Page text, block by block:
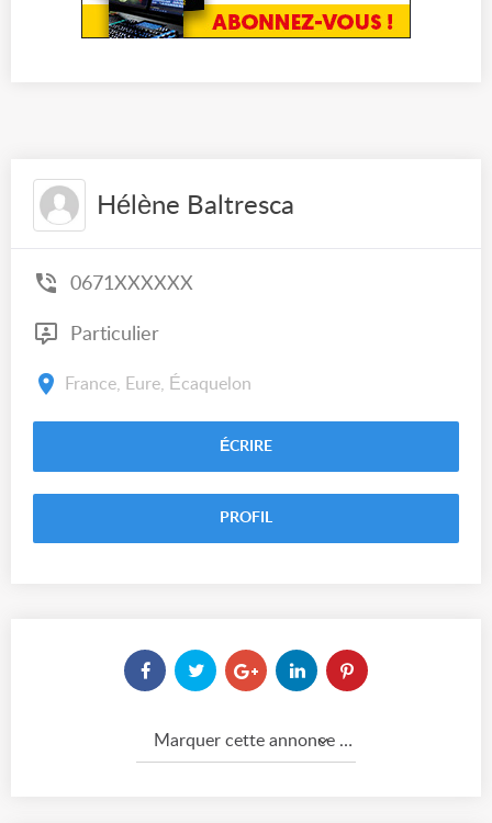
Hélène Baltresca
0671XXXXXX
Particulier
France, Eure, Écaquelon
ÉCRIRE
PROFIL
Marquer cette annonce comme...